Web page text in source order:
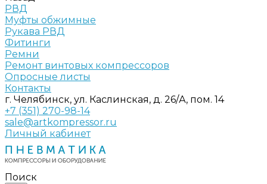
РВД
Муфты обжимные
Рукава РВД
Фитинги
Ремни
Ремонт винтовых компрессоров
Опросные листы
Контакты
г. Челябинск, ул. Каслинская, д. 26/А, пом. 14
+7 (351) 270-98-14
sale@artkompressor.ru
Личный кабинет
Поиск